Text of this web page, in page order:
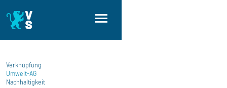
Verknüpfung
Umwelt-AG
Nachhaltigkeit